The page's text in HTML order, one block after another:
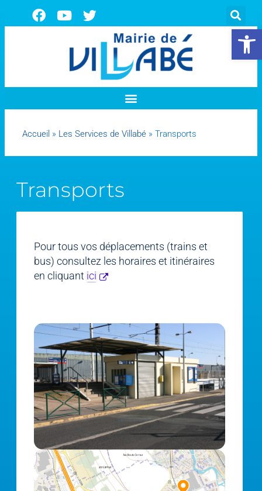
Ouvrir
Accueil » Les Services de Villabé » Transports
Transports
Pour tous vos déplacements (trains et
bus) consultez les horaires et itinéraires
en cliquant ici